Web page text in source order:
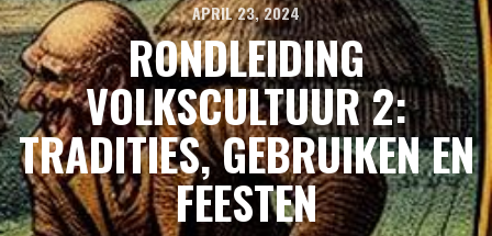
APRIL 23, 2024
RONDLEIDING
VOLKSCULTUUR 2:
TRADITIES, GEBRUIKEN EN
FEESTEN